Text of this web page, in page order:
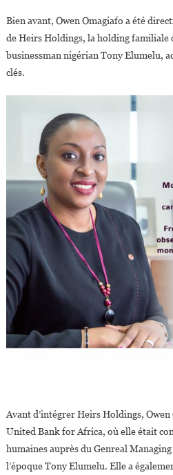
Bien avant, Owen Omagiafo a été
de Heirs Holdings, la holding familiale
businessman nigérian Tony Elumelu,
clés.
Avant d’intégrer Heirs Holdings,
United Bank for Africa, où elle était
humaines auprès du Genreal
l’époque Tony Elumelu. Elle a